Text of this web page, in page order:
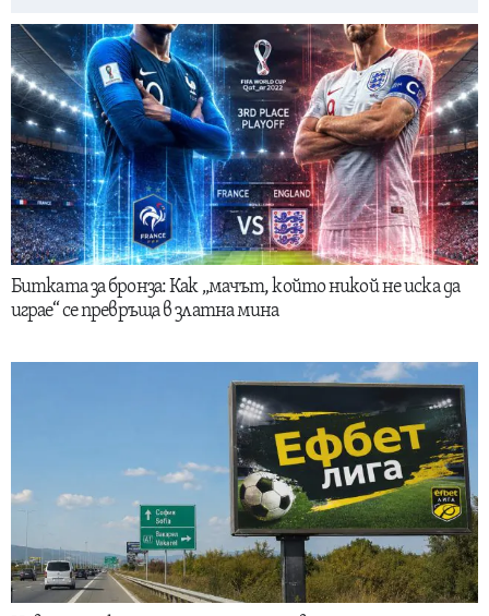
Битката за бронза: Как „мачът, който никой не иска да
играе“ се превръща в златна мина